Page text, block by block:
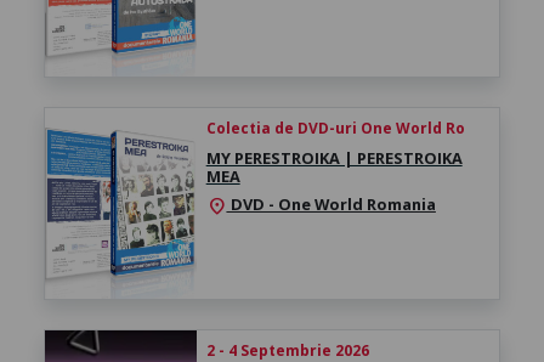
Colectia de DVD-uri One World Ro
MY PERESTROIKA | PERESTROIKA
MEA
location_on DVD - One World Romania
2 - 4 Septembrie 2026